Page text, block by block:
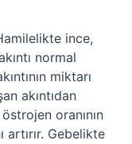
ince,
normal
miktarı
akıntıdan
oranının
artırır. Gebelikte